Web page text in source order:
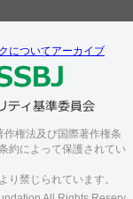
についてアーカイブ
権法及び国際著作権条
約によって保護されてい
り禁じられています。